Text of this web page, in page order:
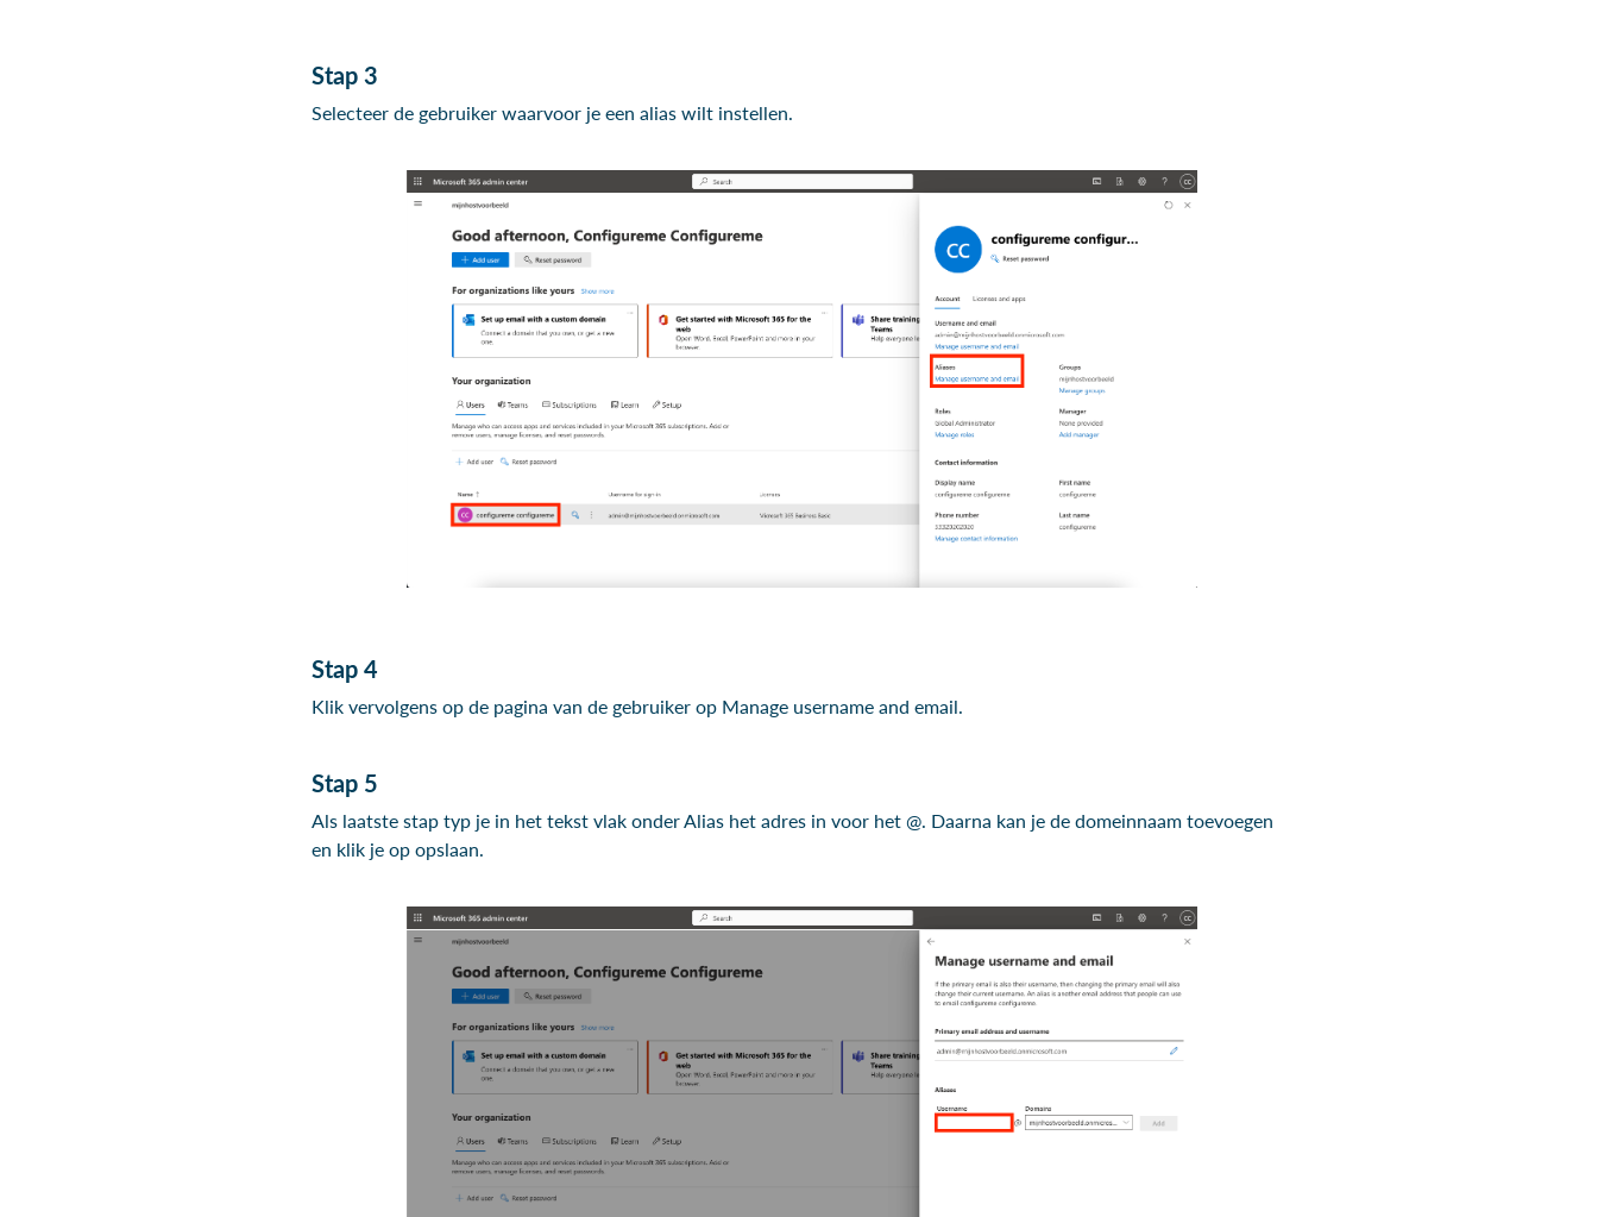
Stap 3
Selecteer de gebruiker waarvoor je een alias wilt instellen.
Stap 4
Klik vervolgens op de pagina van de gebruiker op Manage username and email.
Stap 5
Als laatste stap typ je in het tekst vlak onder Alias het adres in voor het @. Daarna kan je de domeinnaam toevoegen
en klik je op opslaan.